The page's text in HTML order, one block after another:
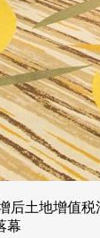
后土地增值
幕